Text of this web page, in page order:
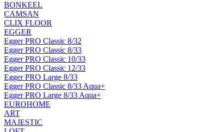
BONKEEL
CAMSAN
CLIX FLOOR
EGGER
Egger PRO Classic 8/32
Egger PRO Classic 8/33
Egger PRO Classic 10/33
Egger PRO Classic 12/33
Egger PRO Large 8/33
Egger PRO Classic 8/33 Aqua+
Egger PRO Large 8/33 Aqua+
EUROHOME
ART
MAJESTIC